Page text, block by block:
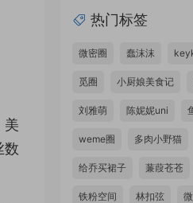
美
数
热门标签
微密圈 蠢沫沫
觅圈 小厨娘美食记
刘雅萌 陈妮妮uni
weme圈 多肉小野猫
给乔买裙子 蒹葭苍苍
铁粉空间 林扣弦